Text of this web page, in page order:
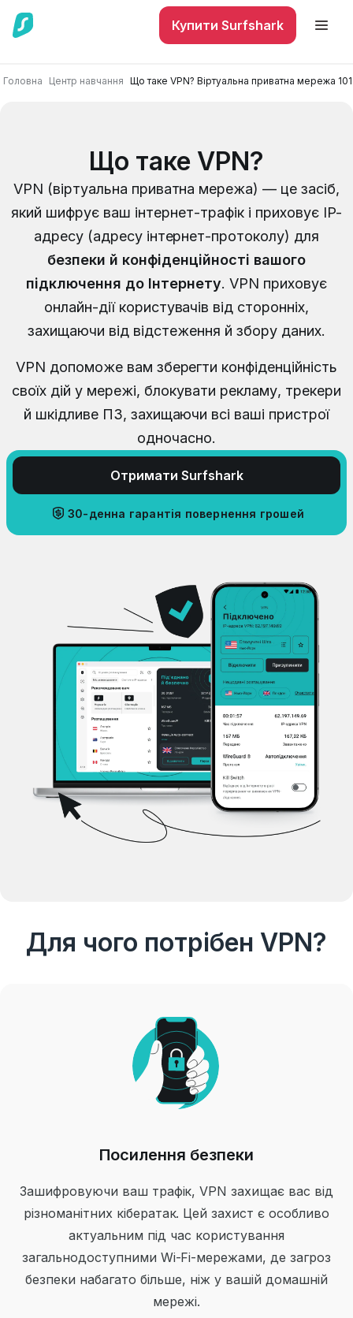
Купити Surfshark
Головна Центр навчання Що таке VPN? Віртуальна приватна мережа 101
Що таке VPN?
VPN (віртуальна приватна мережа) — це засіб,
який шифрує ваш інтернет-трафік і приховує IP-
адресу (адресу інтернет-протоколу) для
безпеки й конфіденційності вашого
підключення до Інтернету. VPN приховує
онлайн-дії користувачів від сторонніх,
захищаючи від відстеження й збору даних.
VPN допоможе вам зберегти конфіденційність
своїх дій у мережі, блокувати рекламу, трекери
й шкідливе ПЗ, захищаючи всі ваші пристрої
одночасно.
Отримати Surfshark
30-денна гарантія повернення грошей
Для чого потрібен VPN?
Посилення безпеки
Зашифровуючи ваш трафік, VPN захищає вас від
різноманітних кібератак. Цей захист є особливо
актуальним під час користування
загальнодоступними Wi-Fi-мережами, де загроз
безпеки набагато більше, ніж у вашій домашній
мережі.